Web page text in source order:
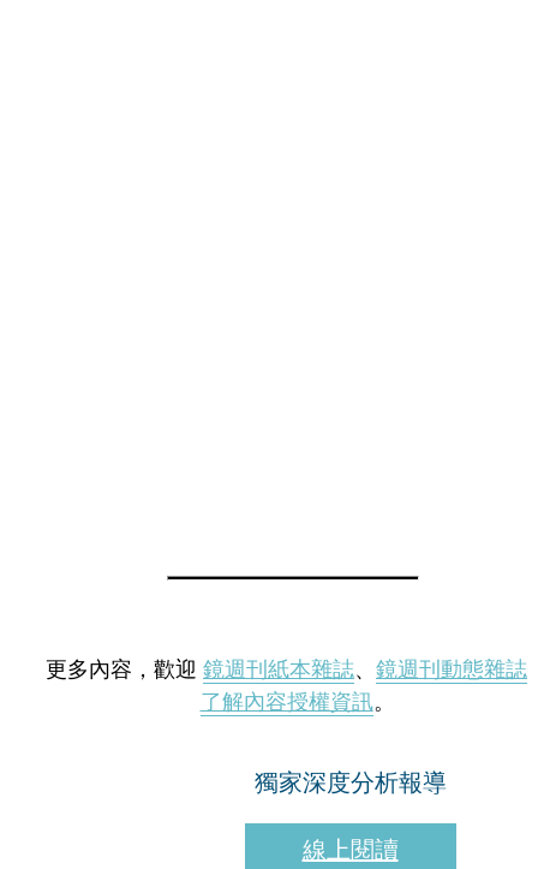
更多內容，歡迎 鏡週刊紙本雜誌、 鏡週刊動態雜誌
了解內容授權資訊。
獨家深度分析報導
線上閱讀